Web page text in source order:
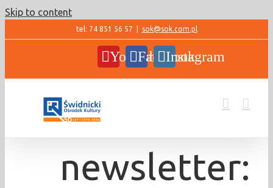
Skip to content
tel: 74 851 56 57 sok@sok.com.pl
YouTubeFacebookInstagram
newsletter: